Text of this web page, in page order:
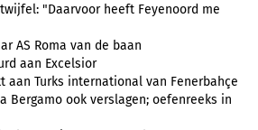
"Daarvoor heeft Feyenoord me
AS Roma van de baan
aan Excelsior
aan Turks international van Fenerbahçe
Bergamo ook verslagen; oefenreeks in